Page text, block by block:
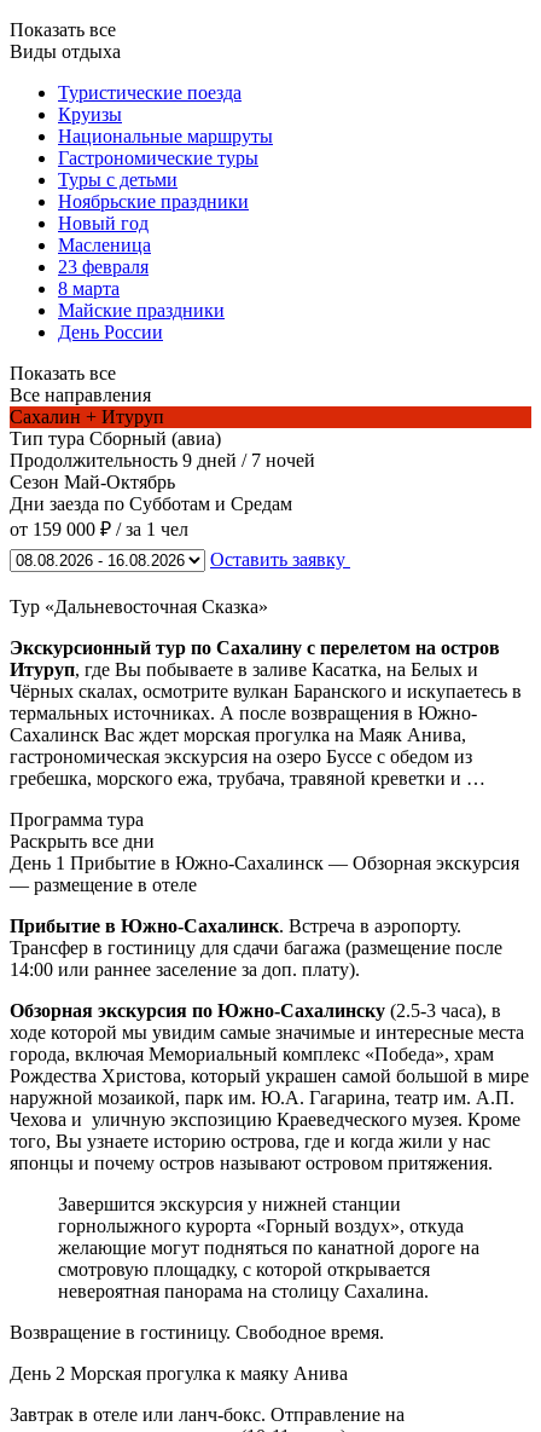
Показать все
Виды отдыха
Туристические поезда
Круизы
Национальные маршруты
Гастрономические туры
Туры с детьми
Ноябрьские праздники
Новый год
Масленица
23 февраля
8 марта
Майские праздники
День России
Показать все
Все направления
Сахалин + Итуруп
Тип тура Сборный (авиа)
Продолжительность 9 дней / 7 ночей
Сезон Май-Октябрь
Дни заезда по Субботам и Средам
от 159 000 ₽ / за 1 чел
Оставить заявку
Тур «Дальневосточная Сказка»
Экскурсионный тур по Сахалину с перелетом на остров
Итуруп, где Вы побываете в заливе Касатка, на Белых и
Чёрных скалах, осмотрите вулкан Баранского и искупаетесь в
термальных источниках. А после возвращения в Южно-
Сахалинск Вас ждет морская прогулка на Маяк Анива,
гастрономическая экскурсия на озеро Буссе с обедом из
гребешка, морского ежа, трубача, травяной креветки и …
Программа тура
Раскрыть все дни
День 1 Прибытие в Южно-Сахалинск — Обзорная экскурсия
— размещение в отеле
Прибытие в Южно-Сахалинск. Встреча в аэропорту.
Трансфер в гостиницу для сдачи багажа (размещение после
14:00 или раннее заселение за доп. плату).
Обзорная экскурсия по Южно-Сахалинску (2.5-3 часа), в
ходе которой мы увидим самые значимые и интересные места
города, включая Мемориальный комплекс «Победа», храм
Рождества Христова, который украшен самой большой в мире
наружной мозаикой, парк им. Ю.А. Гагарина, театр им. А.П.
Чехова и уличную экспозицию Краеведческого музея. Кроме
того, Вы узнаете историю острова, где и когда жили у нас
японцы и почему остров называют островом притяжения.
Завершится экскурсия у нижней станции
горнолыжного курорта «Горный воздух», откуда
желающие могут подняться по канатной дороге на
смотровую площадку, с которой открывается
невероятная панорама на столицу Сахалина.
Возвращение в гостиницу. Свободное время.
День 2 Морская прогулка к маяку Анива
Завтрак в отеле или ланч-бокс. Отправление на